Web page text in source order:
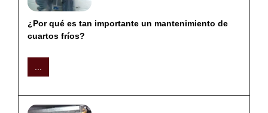
¿Por qué es tan importante un mantenimiento de
cuartos fríos?